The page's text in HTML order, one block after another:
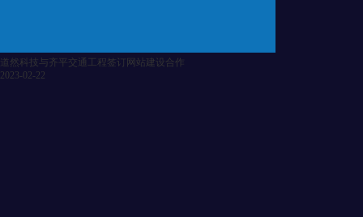
道然科技与齐平交通工程签订网站建设合作
2023-02-22